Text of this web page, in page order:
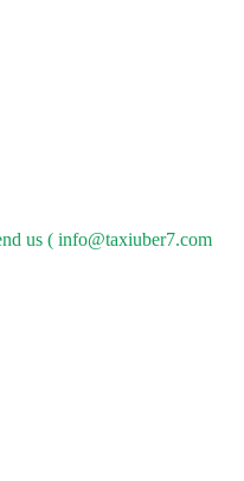
us ( info@taxiuber7.com